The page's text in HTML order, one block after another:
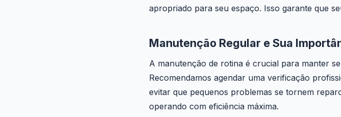
apropriado para seu espaço. Isso garante que
Manutenção Regular e Sua
A manutenção de rotina é crucial para manter
Recomendamos agendar uma verificação
evitar que pequenos problemas se tornem
operando com eficiência máxima.